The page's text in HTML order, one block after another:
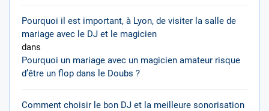
Pourquoi il est important, à Lyon, de visiter la salle de
mariage avec le DJ et le magicien
dans
Pourquoi un mariage avec un magicien amateur risque
d’être un flop dans le Doubs ?
Comment choisir le bon DJ et la meilleure sonorisation